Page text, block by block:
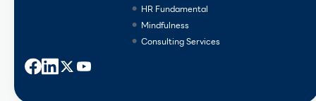
HR Fundamental
Mindfulness
Consulting Services